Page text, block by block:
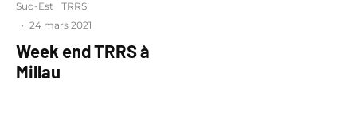
Sud-Est
TRRS
· 24 mars 2021
Week end TRRS à
Millau